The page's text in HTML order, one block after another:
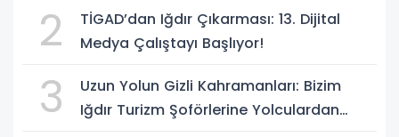
Geliştirme Eğitimi Başlıyor!
2
TİGAD’dan Iğdır Çıkarması: 13. Dijital
Medya Çalıştayı Başlıyor!
3
Uzun Yolun Gizli Kahramanları: Bizim
Iğdır Turizm Şoförlerine Yolculardan